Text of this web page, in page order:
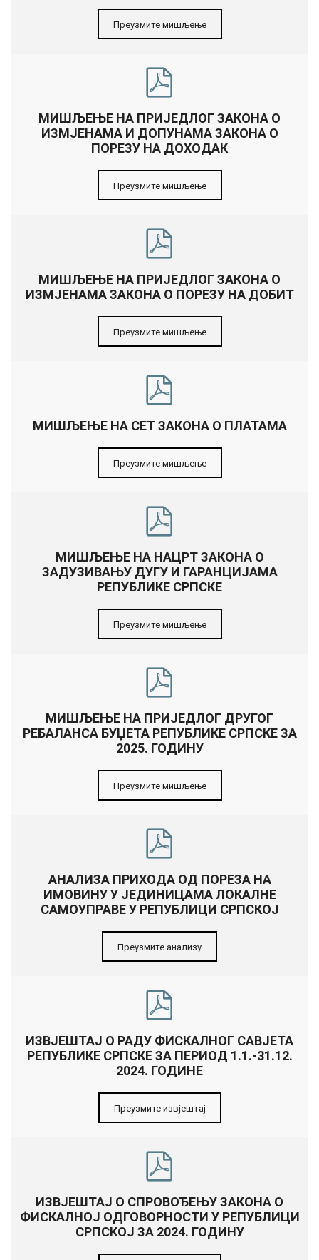
Преузмите мишљење
МИШЉЕЊЕ НА ПРИЈЕДЛОГ ЗАКОНА О
ИЗМЈЕНАМА И ДОПУНАМА ЗАКОНА О
ПОРЕЗУ НА ДОХОДАК
Преузмите мишљење
МИШЉЕЊЕ НА ПРИЈЕДЛОГ ЗАКОНА О
ИЗМЈЕНАМА ЗАКОНА О ПОРЕЗУ НА ДОБИТ
Преузмите мишљење
МИШЉЕЊЕ НА СЕТ ЗАКОНА О ПЛАТАМА
Преузмите мишљење
МИШЉЕЊЕ НА НАЦРТ ЗАКОНА О
ЗАДУЗИВАЊУ ДУГУ И ГАРАНЦИЈАМА
РЕПУБЛИКЕ СРПСКЕ
Преузмите мишљење
МИШЉЕЊЕ НА ПРИЈЕДЛОГ ДРУГОГ
РЕБАЛАНСА БУЏЕТА РЕПУБЛИКЕ СРПСКЕ ЗА
2025. ГОДИНУ
Преузмите мишљење
АНАЛИЗА ПРИХОДА ОД ПОРЕЗА НА
ИМОВИНУ У ЈЕДИНИЦАМА ЛОКАЛНЕ
САМОУПРАВЕ У РЕПУБЛИЦИ СРПСКОЈ
Преузмите анализу
ИЗВЈЕШТАЈ О РАДУ ФИСКАЛНОГ САВЈЕТА
РЕПУБЛИКЕ СРПСКЕ ЗА ПЕРИОД 1.1.-31.12.
2024. ГОДИНЕ
Преузмите извјештај
ИЗВЈЕШТАЈ О СПРОВОЂЕЊУ ЗАКОНА О
ФИСКАЛНОЈ ОДГОВОРНОСТИ У РЕПУБЛИЦИ
СРПСКОЈ ЗА 2024. ГОДИНУ